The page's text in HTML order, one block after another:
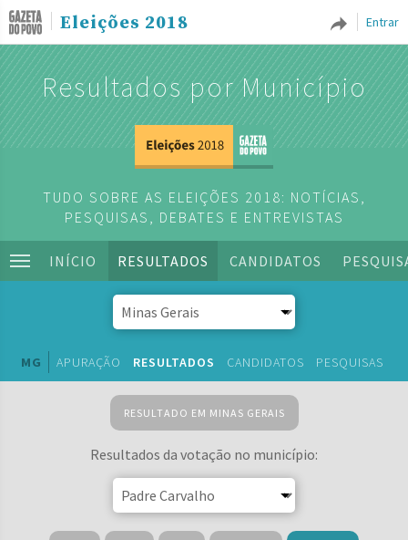
Entrar
Eleições 2018
Resultados por Município
TUDO SOBRE AS ELEIÇÕES 2018: NOTÍCIAS,
PESQUISAS, DEBATES E ENTREVISTAS
INÍCIO RESULTADOS CANDIDATOS
MG APURAÇÃO RESULTADOS CANDIDATOS PESQUISAS
RESULTADO EM MINAS GERAIS
Resultados da votação no município: